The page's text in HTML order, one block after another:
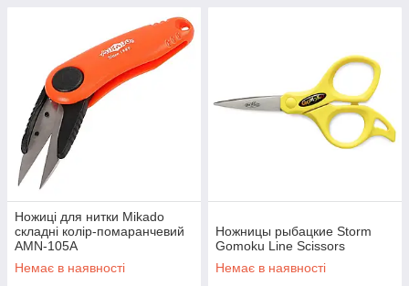
Ножиці для нитки Mikado
складні колір-помаранчевий
AMN-105A
Немає в наявності
Ножницы рыбацкие Storm
Gomoku Line Scissors
Немає в наявності